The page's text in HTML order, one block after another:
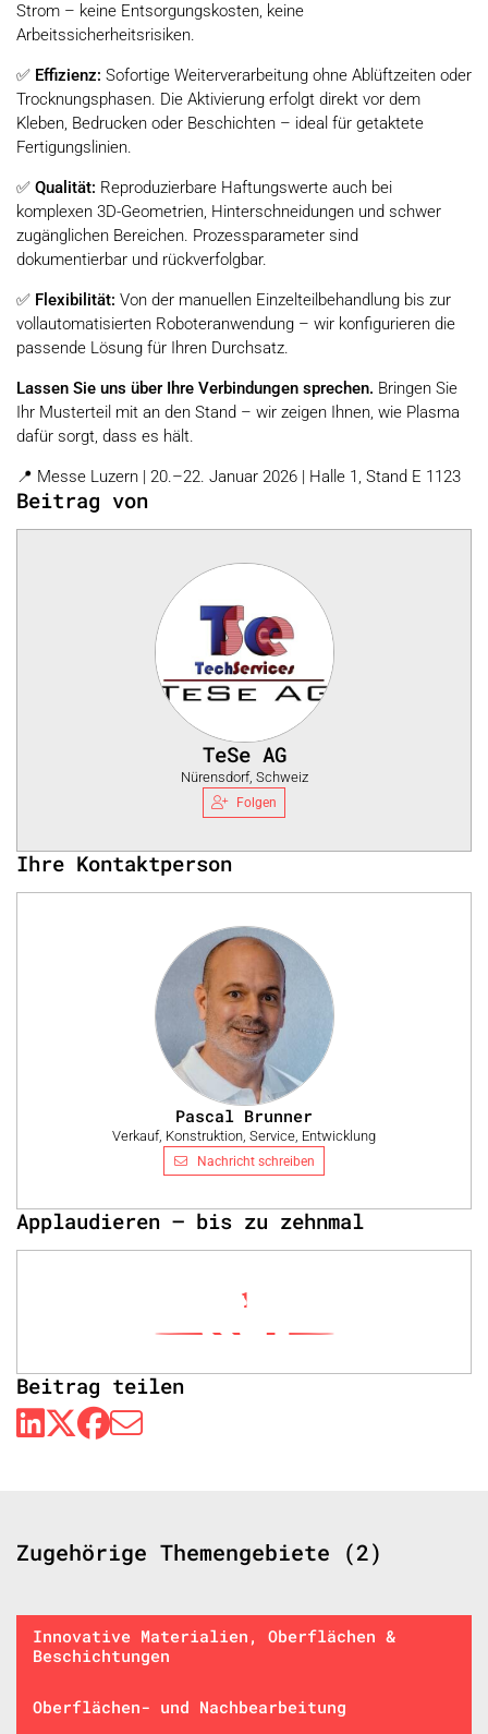
Strom – keine Entsorgungskosten, keine
Arbeitssicherheitsrisiken.
✅ Effizienz: Sofortige Weiterverarbeitung ohne Ablüftzeiten oder
Trocknungsphasen. Die Aktivierung erfolgt direkt vor dem
Kleben, Bedrucken oder Beschichten – ideal für getaktete
Fertigungslinien.
✅ Qualität: Reproduzierbare Haftungswerte auch bei
komplexen 3D-Geometrien, Hinterschneidungen und schwer
zugänglichen Bereichen. Prozessparameter sind
dokumentierbar und rückverfolgbar.
✅ Flexibilität: Von der manuellen Einzelteilbehandlung bis zur
vollautomatisierten Roboteranwendung – wir konfigurieren die
passende Lösung für Ihren Durchsatz.
Lassen Sie uns über Ihre Verbindungen sprechen. Bringen Sie
Ihr Musterteil mit an den Stand – wir zeigen Ihnen, wie Plasma
dafür sorgt, dass es hält.
📍 Messe Luzern | 20.–22. Januar 2026 | Halle 1, Stand E 1123
Beitrag von
TeSe AG
Nürensdorf, Schweiz
Folgen
Ihre Kontaktperson
Pascal Brunner
Verkauf, Konstruktion, Service, Entwicklung
Nachricht schreiben
Applaudieren – bis zu zehnmal
1
Beitrag teilen
Zugehörige Themengebiete (2)
Innovative Materialien, Oberflächen &
Beschichtungen
Oberflächen- und Nachbearbeitung